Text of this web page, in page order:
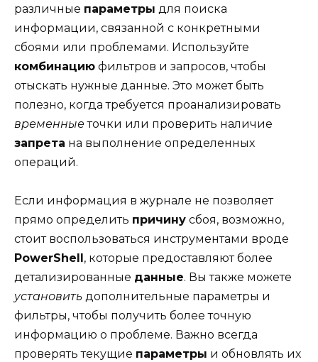
различные параметры для поиска
информации, связанной с конкретными
сбоями или проблемами. Используйте
комбинацию фильтров и запросов, чтобы
отыскать нужные данные. Это может быть
полезно, когда требуется проанализировать
временныеточки или проверить наличие
запрета на выполнение определенных
операций.
Если информация в журнале не позволяет
прямо определить причину сбоя, возможно,
стоит воспользоваться инструментами вроде
PowerShell , которые предоставляют более
детализированные данные. Вы также можете
установить дополнительные параметры и
фильтры, чтобы получить более точную
информацию о проблеме. Важно всегда
проверять текущие параметры и обновлять их